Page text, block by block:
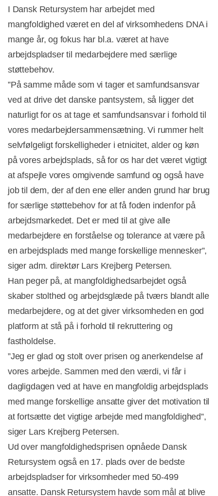
I Dansk Retursystem har arbejdet med
mangfoldighed været en del af virksomhedens DNA i
mange år, og fokus har bl.a. været at have
arbejdspladser til medarbejdere med særlige
støttebehov.
”På samme måde som vi tager et samfundsansvar
ved at drive det danske pantsystem, så ligger det
naturligt for os at tage et samfundsansvar i forhold til
vores medarbejdersammensætning. Vi rummer helt
selvfølgeligt forskelligheder i etnicitet, alder og køn
på vores arbejdsplads, så for os har det været vigtigt
at afspejle vores omgivende samfund og også have
job til dem, der af den ene eller anden grund har brug
for særlige støttebehov for at få foden indenfor på
arbejdsmarkedet. Det er med til at give alle
medarbejdere en forståelse og tolerance at være på
en arbejdsplads med mange forskellige mennesker”,
siger adm. direktør Lars Krejberg Petersen.
Han peger på, at mangfoldighedsarbejdet også
skaber stolthed og arbejdsglæde på tværs blandt alle
medarbejdere, og at det giver virksomheden en god
platform at stå på i forhold til rekruttering og
fastholdelse.
”Jeg er glad og stolt over prisen og anerkendelse af
vores arbejde. Sammen med den værdi, vi får i
dagligdagen ved at have en mangfoldig arbejdsplads
med mange forskellige ansatte giver det motivation til
at fortsætte det vigtige arbejde med mangfoldighed”,
siger Lars Krejberg Petersen.
Ud over mangfoldighedsprisen opnåede Dansk
Retursystem også en 17. plads over de bedste
arbejdspladser for virksomheder med 50-499
ansatte. Dansk Retursystem havde som mål at blive